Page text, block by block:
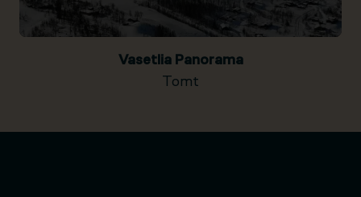
Vasetlia Panorama
Tomt